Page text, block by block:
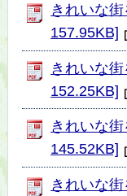
きれいな
157.95KB]
きれいな
152.25KB]
きれいな
145.52KB]
きれいな